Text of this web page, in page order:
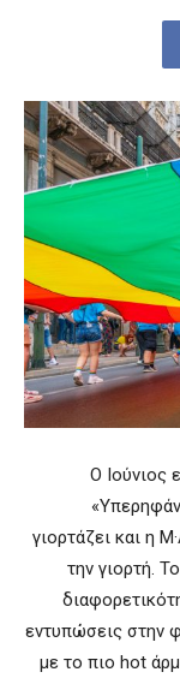
Ο Ιούνιος
γιορτάζει και η
την γιορτή.
εντυπώσεις στην
με το πιο hot